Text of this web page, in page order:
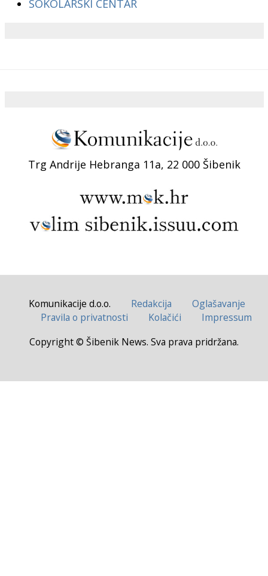
SOKOLARSKI CENTAR
Trg Andrije Hebranga 11a, 22 000 Šibenik
Komunikacije d.o.o. Redakcija
Oglašavanje
Pravila o privatnosti
Kolačići
Impressum
Copyright © Šibenik News. Sva prava pridržana.